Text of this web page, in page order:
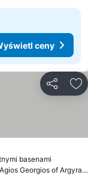
ceny
basenami
Georgios of